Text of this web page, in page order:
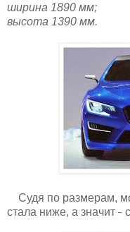
ширина 1890 мм;
высота 1390 мм.
Судя по размерам,
стала ниже, а значит ̶